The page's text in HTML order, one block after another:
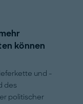
können
und -
des
politischer